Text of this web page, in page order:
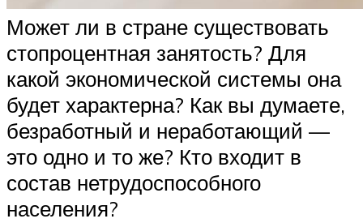
Может ли в стране существовать
стопроцентная занятость? Для
какой экономической системы она
будет характерна? Как вы думаете,
безработный и неработающий —
это одно и то же? Кто входит в
состав нетрудоспособного
населения?